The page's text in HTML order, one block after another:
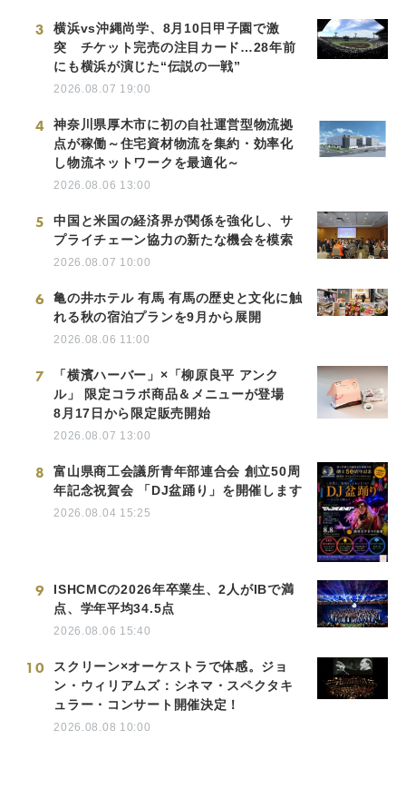
3
横浜vs沖縄尚学、8月10日甲子園で激
突 チケット完売の注目カード…28年前
にも横浜が演じた“伝説の一戦”
2026.08.07 19:00
4
神奈川県厚木市に初の自社運営型物流拠
点が稼働～住宅資材物流を集約・効率化
し物流ネットワークを最適化～
2026.08.06 13:00
5
中国と米国の経済界が関係を強化し、サ
プライチェーン協力の新たな機会を模索
2026.08.07 10:00
6
亀の井ホテル 有馬 有馬の歴史と文化に触
れる秋の宿泊プランを9月から展開
2026.08.06 11:00
7
「横濱ハーバー」×「柳原良平 アンク
ル」 限定コラボ商品＆メニューが登場
8月17日から限定販売開始
2026.08.07 13:00
8
富山県商工会議所青年部連合会 創立50周
年記念祝賀会 「DJ盆踊り」を開催します
2026.08.04 15:25
9
ISHCMCの2026年卒業生、2人がIBで満
点、学年平均34.5点
2026.08.06 15:40
10
スクリーン×オーケストラで体感。ジョ
ン・ウィリアムズ：シネマ・スペクタキ
ュラー・コンサート開催決定！
2026.08.08 10:00